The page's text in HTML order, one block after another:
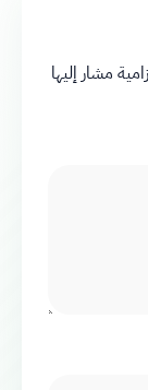
مشار إليها